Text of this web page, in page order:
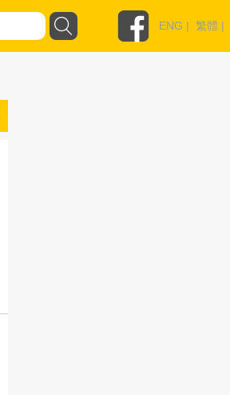
ENG | 繁體 |